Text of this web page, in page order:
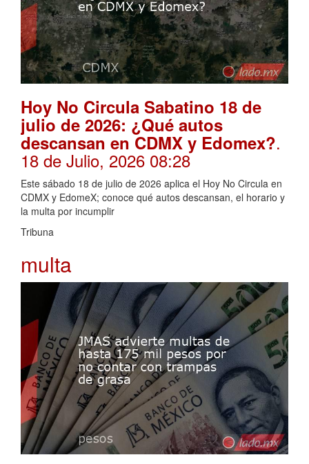
Hoy No Circula Sabatino 18 de
julio de 2026: ¿Qué autos
descansan en CDMX y Edomex?.
18 de Julio, 2026 08:28
Este sábado 18 de julio de 2026 aplica el Hoy No Circula en
CDMX y EdomeX; conoce qué autos descansan, el horario y
la multa por incumplir
Tribuna
multa